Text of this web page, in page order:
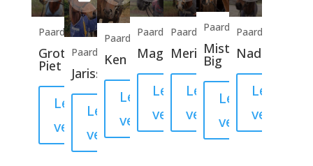
Paard
Grote
Piet
Lees
verder
Paard
Jarissa
Lees
verder
Paard
Ken
Lees
verder
Paard
Magic
Lees
verder
Paard
Merina
Lees
verder
Paard
Mister
Big
Lees
verder
Paard
Nadinia
Lees
verder